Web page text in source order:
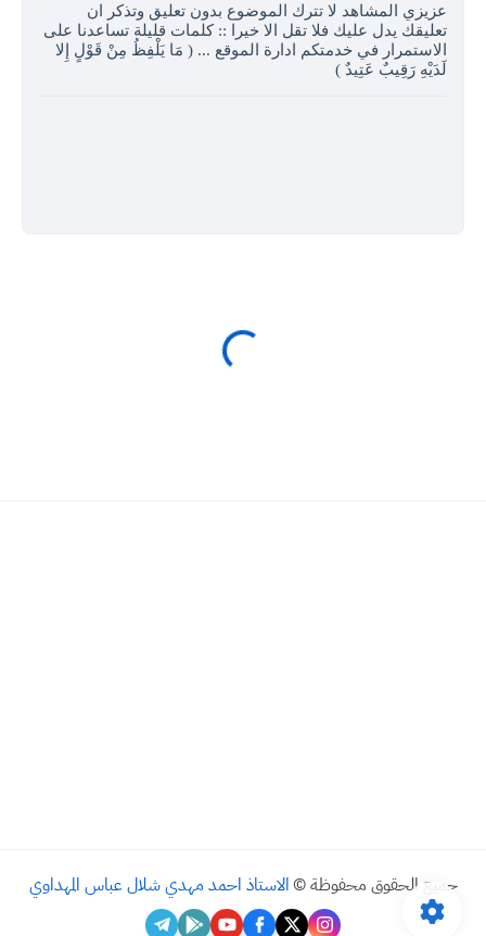
عزيزي المشاهد لا تترك الموضوع بدون تعليق وتذكر ان
تعليقك يدل عليك فلا تقل الا خيرا :: كلمات قليلة تساعدنا على
الاستمرار في خدمتكم ادارة الموقع ... ( مَا يَلْفِظُ مِنْ قَوْلٍ إِلا
لَدَيْهِ رَقِيبٌ عَتِيدٌ )
جميع الحقوق محفوظة © الاستاذ احمد مهدي شلال عباس المهداوي